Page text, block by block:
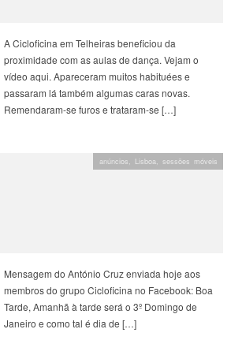
A Cicloficina em Telheiras beneficiou da
proximidade com as aulas de dança. Vejam o
vídeo aqui. Apareceram muitos habituées e
passaram lá também algumas caras novas.
Remendaram-se furos e trataram-se […]
Mensagem do António Cruz enviada hoje aos
membros do grupo Cicloficina no Facebook: Boa
Tarde, Amanhã à tarde será o 3º Domingo de
Janeiro e como tal é dia de […]
anúncios Lisboa sessões móveis